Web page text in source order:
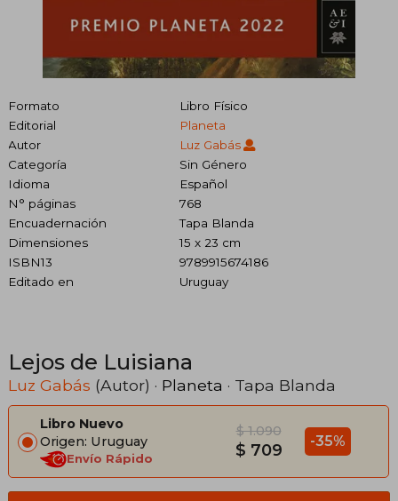
Formato
Libro Físico
Editorial
Planeta
Autor
Luz Gabás
Categoría
Sin Género
Idioma
Español
N° páginas
768
Encuadernación
Tapa Blanda
Dimensiones
15 x 23 cm
ISBN13
9789915674186
Editado en
Uruguay
Lejos de Luisiana
Luz Gabás (Autor) · Planeta · Tapa Blanda
Libro Nuevo
Origen: Uruguay
Envío Rápido
$ 1.090
$ 709 -35%